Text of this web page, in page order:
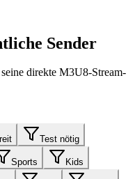
Sender
direkte M3U8-Stream-
Test nötig
Sports Kids